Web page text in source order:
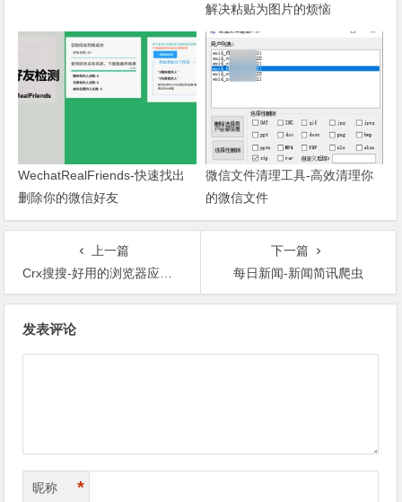
解决粘贴为图片的烦恼
WechatRealFriends-快速找出
删除你的微信好友
微信文件清理工具-高效清理你
的微信文件
上一篇
Crx搜搜-好用的浏览器应用商店
下一篇
每日新闻-新闻简讯爬虫
发表评论
昵称 *